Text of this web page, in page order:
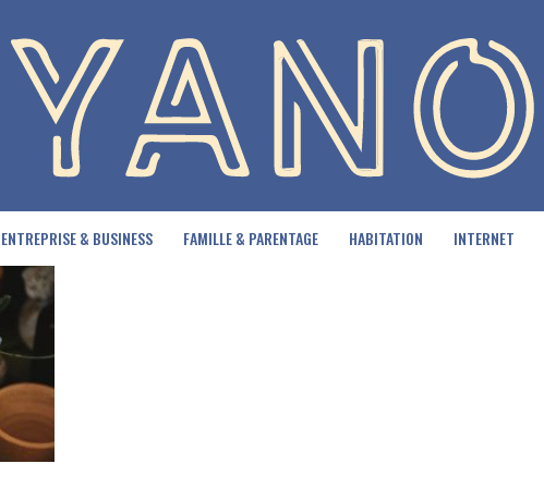
ENTREPRISE & BUSINESS FAMILLE & PARENTAGE HABITATION INTERNET